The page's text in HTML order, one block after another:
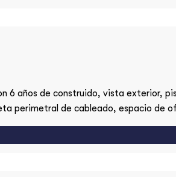
6 años de construido, vista exterior,
perimetral de cableado, espacio de
2 Garajes dobles. Área 59 m2 Precio
$1’169,000 Características